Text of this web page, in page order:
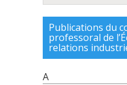
Publications du
professoral de
relations
A